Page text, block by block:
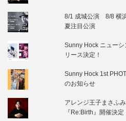
8/1 成城公演 8/8 横
夏注目公演
Sunny Hock ニューシ
リース決定！
Sunny Hock 1st
のお知らせ
アレンジ王子まさふ
『Re:Birth』開催決定